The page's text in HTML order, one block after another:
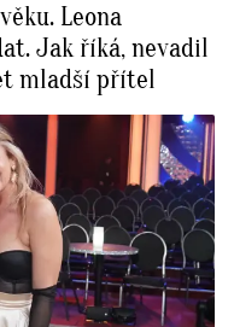
Leona
Jak říká, nevadil
mladší přítel